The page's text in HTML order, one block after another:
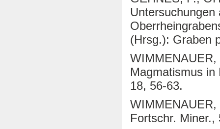
Untersuchungen
(Hrsg.): Graben
Magmatismus in
18, 56-63.
Fortschr.